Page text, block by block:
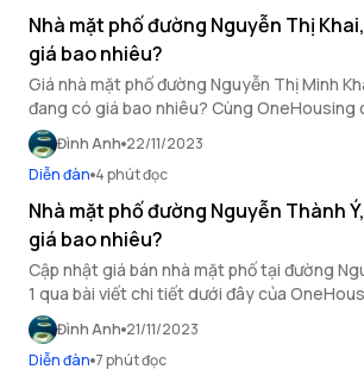
Nhà mặt phố đường Nguyễn Thị
giá bao nhiêu?
Giá nhà mặt phố đường Nguyễn Thị Minh
đang có giá bao nhiêu? Cùng
mới nhất trong bài viết này.
Đình Anh 22/11/2023
Diễn đàn 4 phút đọc
Nhà mặt phố đường Nguyễn Thành
giá bao nhiêu?
Cập nhật giá bán nhà mặt phố tại đường
1 qua bài viết chi tiết dưới đây của
Đình Anh 21/11/2023
Diễn đàn 7 phút đọc